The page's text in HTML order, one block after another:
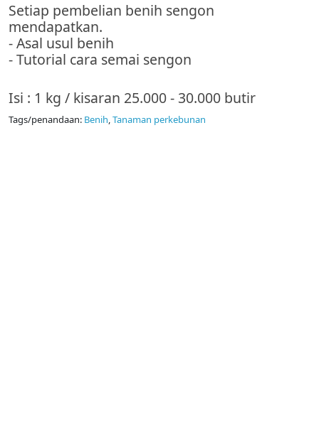
Setiap pembelian benih sengon
mendapatkan.
- Asal usul benih
- Tutorial cara semai sengon
Isi : 1 kg / kisaran 25.000 - 30.000 butir
Tags/penandaan: Benih,Tanaman perkebunan